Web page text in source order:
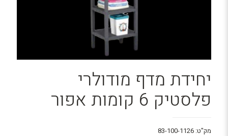
יחידת מדף מודולרי
פלסטיק 6 קומות אפור
מק"ט: 83-100-1126